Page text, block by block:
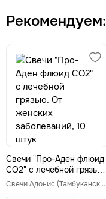
Рекомендуем:
Свечи "Про-Аден флюид
СО2" с лечебной грязью.
От женских
заболеваний, 10 штук
Свечи Адонис (Тамбуканские свечи)